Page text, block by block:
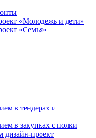
«Молодежь и дети»
«Семья»
в тендерах и
в закупках с полки
дизайн-проект